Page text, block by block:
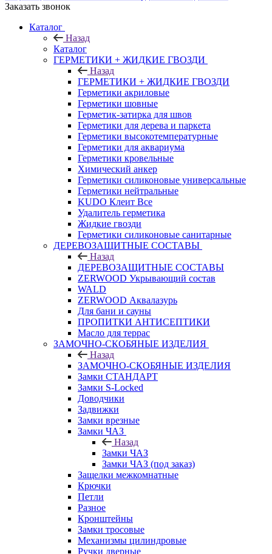
Заказать звонок
Каталог
Назад
Каталог
ГЕРМЕТИКИ + ЖИДКИЕ ГВОЗДИ
Назад
ГЕРМЕТИКИ + ЖИДКИЕ ГВОЗДИ
Герметики акриловые
Герметики шовные
Герметик-затирка для швов
Герметики для дерева и паркета
Герметики высокотемпературные
Герметики для аквариума
Герметики кровельные
Химический анкер
Герметики силиконовые универсальные
Герметики нейтральные
KUDO Клеит Все
Удалитель герметика
Жидкие гвозди
Герметики силиконовые санитарные
ДЕРЕВОЗАЩИТНЫЕ СОСТАВЫ
Назад
ДЕРЕВОЗАЩИТНЫЕ СОСТАВЫ
ZERWOOD Укрывающий состав
WALD
ZERWOOD Аквалазурь
Для бани и сауны
ПРОПИТКИ АНТИСЕПТИКИ
Масло для террас
ЗАМОЧНО-СКОБЯНЫЕ ИЗДЕЛИЯ
Назад
ЗАМОЧНО-СКОБЯНЫЕ ИЗДЕЛИЯ
Замки СТАНДАРТ
Замки S-Locked
Доводчики
Задвижки
Замки врезные
Замки ЧАЗ
Назад
Замки ЧАЗ
Замки ЧАЗ (под заказ)
Защелки межкомнатные
Крючки
Петли
Разное
Кронштейны
Замки тросовые
Механизмы цилиндровые
Ручки дверные